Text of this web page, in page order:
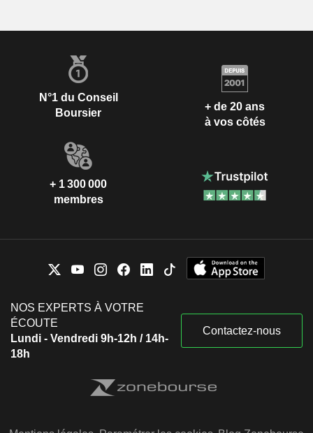
N°1 du Conseil
Boursier
+ de 20 ans
à vos côtés
+ 1 300 000
membres
NOS EXPERTS À VOTRE
ÉCOUTE
Lundi - Vendredi 9h-12h / 14h-
18h
Contactez-nous